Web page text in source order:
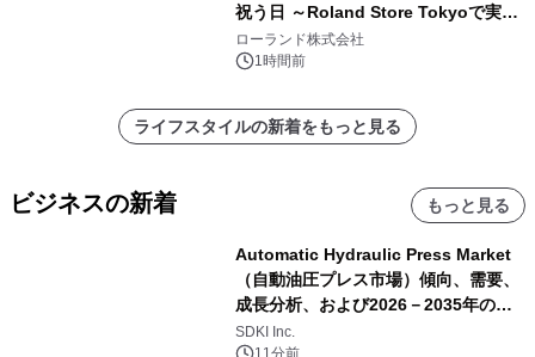
祝う日 ～Roland Store Tokyoで実機
を展示しての 記念キャンペーンを開
催 英国ラジオ「NTS」の 特別プログ
アーティストを フィーチャーしたアニ
メーションを公開～
ローランド株式会社
1時間前
ライフスタイルの新着をもっと見る
ビジネスの新着 もっと見る
Automatic Hydraulic Press Market
（自動油圧プレス市場）傾向、需要、
成長分析、および2026－2035年の予
測
SDKI Inc.
11分前